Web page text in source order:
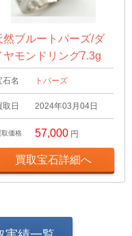
然ブルートパーズ/ダ
ヤモンドリング7.3g
石名 トパーズ
取日 2024年03月04日
取価格 57,000 円
買取宝石詳細へ